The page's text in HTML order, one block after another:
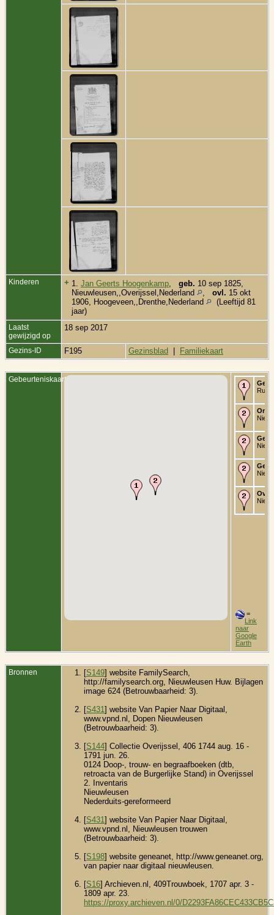
Kinderen + 1. Jan Geerts Hoogenkamp geb. 10 sep 1825,
Nieuwleusen,,Overijssel,Nederland
ovl. 15 okt
1906, Hoogeveen,,Drenthe,Nederland
(Leeftijd 81
jaar)
Laatst
gewijzigd op
18 sep 2017
Gezins-ID F195 Gezinsblad Familiekaart
Gebeurteniskaart
=
Link
naar
Google
Earth
Bronnen [S149] website FamilySearch,
http://familysearch.org, Nieuwleusen Huw. Bijlagen
image 624 (Betrouwbaarheid: 3).
[S431 ] website Van Papier Naar Digitaal,
www.vpnd.nl, Dopen Nieuwleusen
(Betrouwbaarheid: 3).
[S144] Collectie Overijssel, 406 1744 aug. 16 -
1791 jun. 26.
0124 Doop-, trouw- en begraafboeken (dtb,
retroacta van de Burgerlijke Stand) in Overijssel
2. Inventaris
Nieuwleusen
Nederduits-gereformeerd
[S431 ] website Van Papier Naar Digitaal,
www.vpnd.nl, Nieuwleusen trouwen
(Betrouwbaarheid: 3).
[S198] website geneanet, http://www.geneanet.org,
van papier naar digitaal nieuwleusen.
[S16] Archieven.nl, 409Trouwboek, 1707 apr. 3 -
1809 apr. 23.
https://proxy.archieven.nl/0/